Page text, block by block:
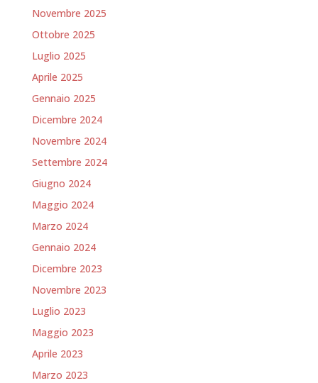
Novembre 2025
Ottobre 2025
Luglio 2025
Aprile 2025
Gennaio 2025
Dicembre 2024
Novembre 2024
Settembre 2024
Giugno 2024
Maggio 2024
Marzo 2024
Gennaio 2024
Dicembre 2023
Novembre 2023
Luglio 2023
Maggio 2023
Aprile 2023
Marzo 2023